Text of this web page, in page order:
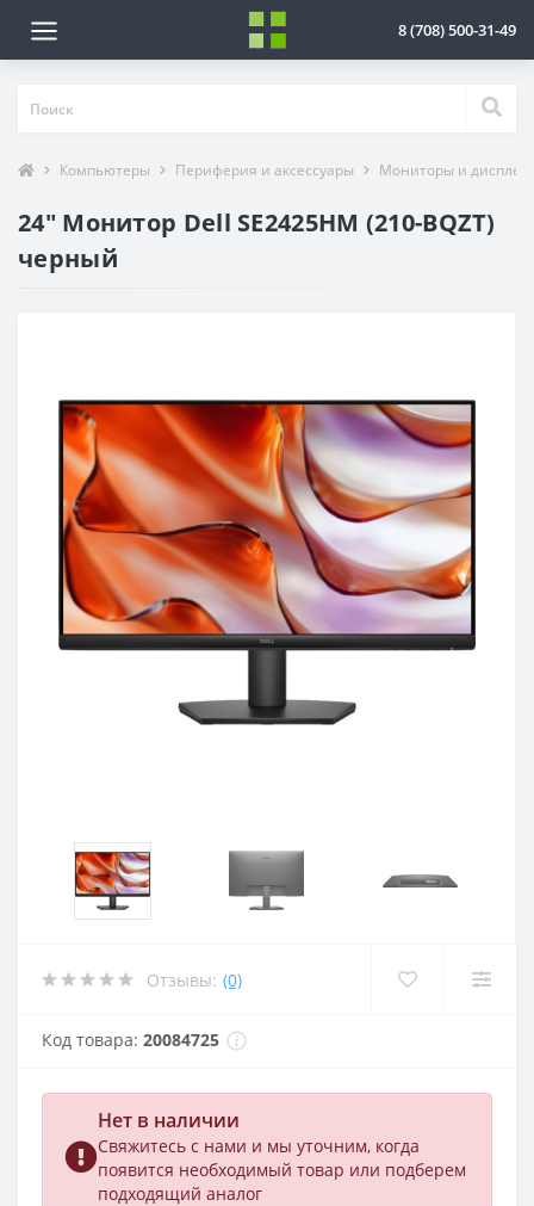
8 (708) 500-31-49
Компьютеры Периферия и аксессуары Мониторы и дисплеи
24" Монитор Dell SE2425HM (210-BQZT)
черный
Отзывы: (0)
Код товара: 20084725
Нет в наличии
Свяжитесь с нами и мы уточним, когда
появится необходимый товар или подберем
подходящий аналог